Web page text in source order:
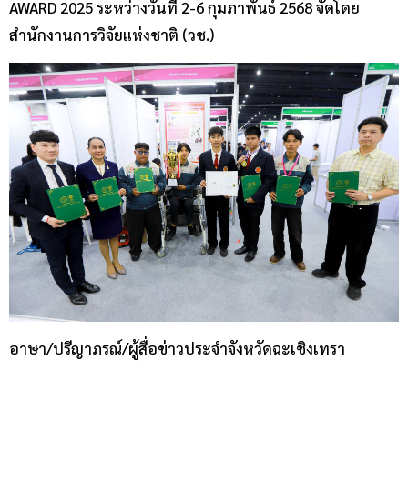
AWARD 2025 ระหว่างวันที่ 2-6 กุมภาพันธ์ 2568 จัดโดย
สำนักงานการวิจัยแห่งชาติ (วช.)
อาษา/ปรีญาภรณ์/ผู้สื่อข่าวประจำจังหวัดฉะเชิงเทรา